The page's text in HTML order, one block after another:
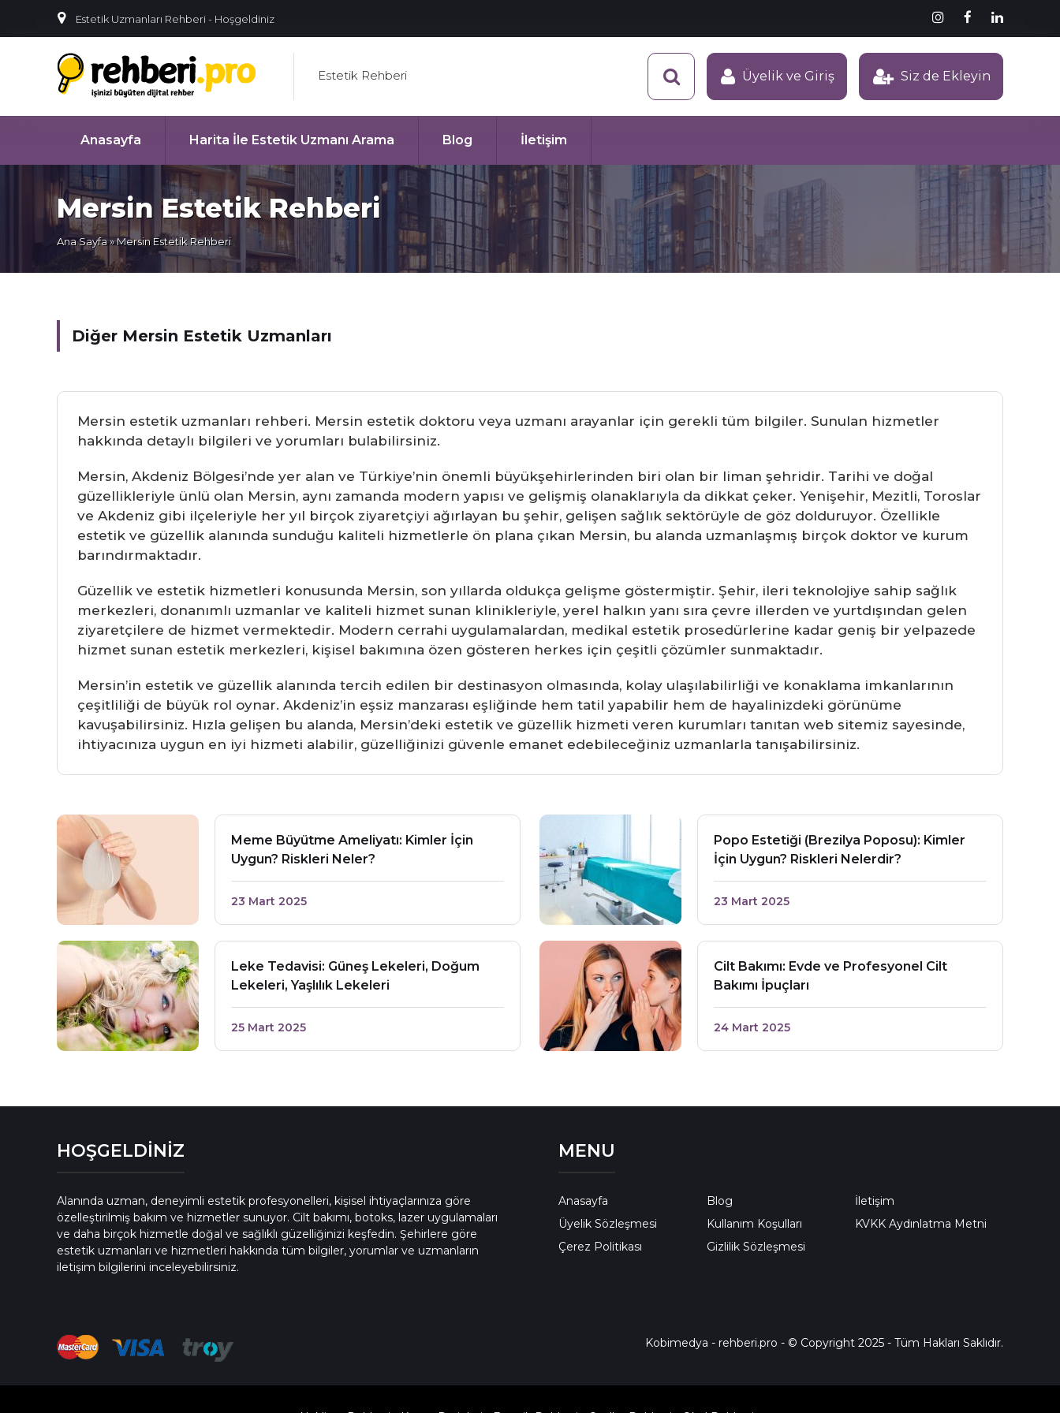
Estetik Uzmanları Rehberi - Hoşgeldiniz
Estetik Rehberi Üyelik ve Giriş Siz de Ekleyin
Anasayfa Harita İle Estetik Uzmanı Arama Blog İletişim
Mersin Estetik Rehberi
Ana Sayfa» Mersin Estetik Rehberi
Diğer Mersin Estetik Uzmanları
Mersin estetik uzmanları rehberi. Mersin estetik doktoru veya uzmanı arayanlar için gerekli tüm bilgiler. Sunulan hizmetler
hakkında detaylı bilgileri ve yorumları bulabilirsiniz.
Mersin, Akdeniz Bölgesi’nde yer alan ve Türkiye’nin önemli büyükşehirlerinden biri olan bir liman şehridir. Tarihi ve doğal
güzellikleriyle ünlü olan Mersin, aynı zamanda modern yapısı ve gelişmiş olanaklarıyla da dikkat çeker. Yenişehir, Mezitli, Toroslar
ve Akdeniz gibi ilçeleriyle her yıl birçok ziyaretçiyi ağırlayan bu şehir, gelişen sağlık sektörüyle de göz dolduruyor. Özellikle
estetik ve güzellik alanında sunduğu kaliteli hizmetlerle ön plana çıkan Mersin, bu alanda uzmanlaşmış birçok doktor ve kurum
barındırmaktadır.
Güzellik ve estetik hizmetleri konusunda Mersin, son yıllarda oldukça gelişme göstermiştir. Şehir, ileri teknolojiye sahip sağlık
merkezleri, donanımlı uzmanlar ve kaliteli hizmet sunan klinikleriyle, yerel halkın yanı sıra çevre illerden ve yurtdışından gelen
ziyaretçilere de hizmet vermektedir. Modern cerrahi uygulamalardan, medikal estetik prosedürlerine kadar geniş bir yelpazede
hizmet sunan estetik merkezleri, kişisel bakımına özen gösteren herkes için çeşitli çözümler sunmaktadır.
Mersin’in estetik ve güzellik alanında tercih edilen bir destinasyon olmasında, kolay ulaşılabilirliği ve konaklama imkanlarının
çeşitliliği de büyük rol oynar. Akdeniz’in eşsiz manzarası eşliğinde hem tatil yapabilir hem de hayalinizdeki görünüme
kavuşabilirsiniz. Hızla gelişen bu alanda, Mersin’deki estetik ve güzellik hizmeti veren kurumları tanıtan web sitemiz sayesinde,
ihtiyacınıza uygun en iyi hizmeti alabilir, güzelliğinizi güvenle emanet edebileceğiniz uzmanlarla tanışabilirsiniz.
Meme Büyütme Ameliyatı: Kimler İçin
Uygun? Riskleri Neler?
23 Mart 2025
Popo Estetiği (Brezilya Poposu): Kimler
İçin Uygun? Riskleri Nelerdir?
23 Mart 2025
Leke Tedavisi: Güneş Lekeleri, Doğum
Lekeleri, Yaşlılık Lekeleri
25 Mart 2025
Cilt Bakımı: Evde ve Profesyonel Cilt
Bakımı İpuçları
24 Mart 2025
HOŞGELDİNİZ
Alanında uzman, deneyimli estetik profesyonelleri, kişisel ihtiyaçlarınıza göre
özelleştirilmiş bakım ve hizmetler sunuyor. Cilt bakımı, botoks, lazer uygulamaları
ve daha birçok hizmetle doğal ve sağlıklı güzelliğinizi keşfedin. Şehirlere göre
estetik uzmanları ve hizmetleri hakkında tüm bilgiler, yorumlar ve uzmanların
iletişim bilgilerini inceleyebilirsiniz.
MENU
Anasayfa Blog
İletişim
Üyelik Sözleşmesi
Kullanım Koşulları
KVKK Aydınlatma Metni
Çerez Politikası
Gizlilik Sözleşmesi
Kobimedya - rehberi.pro - © Copyright 2025 - Tüm Hakları Saklıdır.